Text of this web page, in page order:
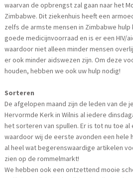
waarvan de opbrengst zal gaan naar het
Zimbabwe. Dit ziekenhuis heeft een
zelfs de armste mensen in Zimbabwe hulp
goede medicijnvoorraad en is er een HIV/
waardoor niet alleen minder mensen
er ook minder aidswezen zijn. Om deze
houden, hebben we ook uw hulp nodig!
Sorteren
De afgelopen maand zijn de leden van de
Hervormde Kerk in Wilnis al iedere
het sorteren van spullen. Er is tot nu toe
waardoor wij de eerste avonden een hele
al heel wat begerenswaardige artikelen
zien op de rommelmarkt!
We hebben ook een ontzettend mooie